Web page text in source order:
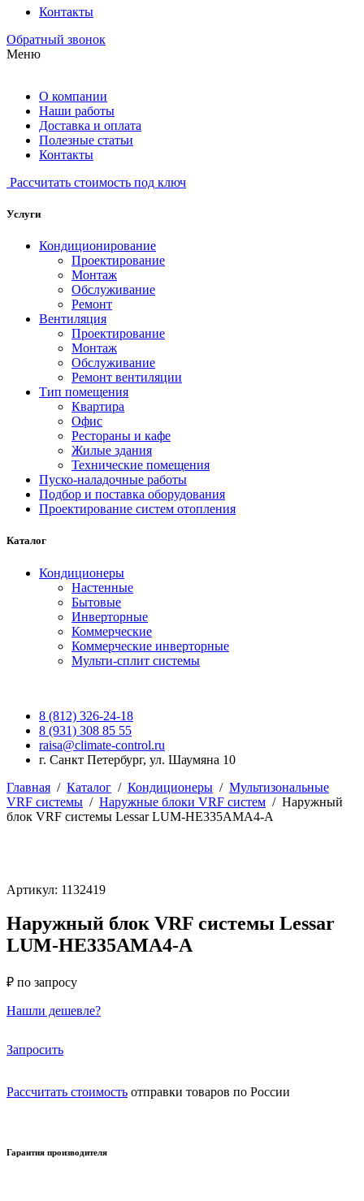
Контакты
Обратный звонок
Меню
О компании
Наши работы
Доставка и оплата
Полезные статьи
Контакты
Рассчитать стоимость под ключ
Услуги
Кондиционирование
Проектирование
Монтаж
Обслуживание
Ремонт
Вентиляция
Проектирование
Монтаж
Обслуживание
Ремонт вентиляции
Тип помещения
Квартира
Офис
Рестораны и кафе
Жилые здания
Технические помещения
Пуско-наладочные работы
Подбор и поставка оборудования
Проектирование систем отопления
Каталог
Кондиционеры
Настенные
Бытовые
Инверторные
Коммерческие
Коммерческие инверторные
Мульти-сплит системы
8 (812) 326-24-18
8 (931) 308 85 55
raisa@climate-control.ru
г. Санкт Петербург, ул. Шаумяна 10
Главная / Каталог / Кондиционеры / Мультизональные
VRF системы / Наружные блоки VRF систем / Наружный
блок VRF системы Lessar LUM-HE335AMA4-A
Артикул: 1132419
Наружный блок VRF системы Lessar
LUM-HE335AMA4-A
₽ по запросу
Нашли дешевле?
Запросить
Рассчитать стоимость отправки товаров по России
Гарантия производителя